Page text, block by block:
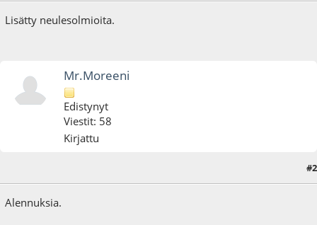
Lisätty neulesolmioita.
Mr.Moreeni
Edistynyt
Viestit: 58
Kirjattu
#2
Alennuksia.